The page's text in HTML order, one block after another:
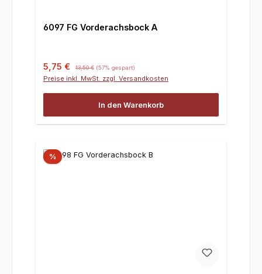
6097 FG Vorderachsbock A
Verkaufspreis:
5,75 € 13,50 € (57% gespart)
Preise inkl. MwSt. zzgl. Versandkosten
In den Warenkorb
%